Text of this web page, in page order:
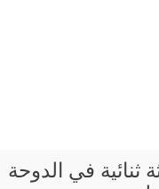
ثنائية في الدوحة